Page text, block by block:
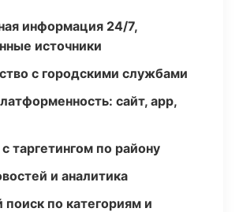
информация 24/7,
источники
с городскими службами
сайт, app,
таргетингом по району
и аналитика
по категориям и